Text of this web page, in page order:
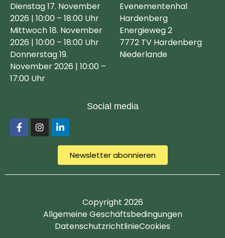
Dienstag 17. November
2026 | 10:00 – 18:00 Uhr
Mittwoch 18. November
2026 | 10:00 – 18:00 Uhr
Donnerstag 19.
November 2026 | 10:00 –
17:00 Uhr
Evenementenhal
Hardenberg
Energieweg 2
7772 TV Hardenberg
Niederlande
Social media
Newsletter abonnieren
Copyright 2026
Allgemeine Geschäftsbedingungen
DatenschutzrichtlinieCookies